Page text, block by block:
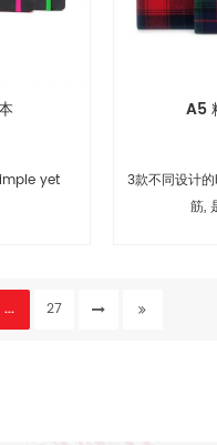
yet
A5
3款不同设计
筋,
... 27